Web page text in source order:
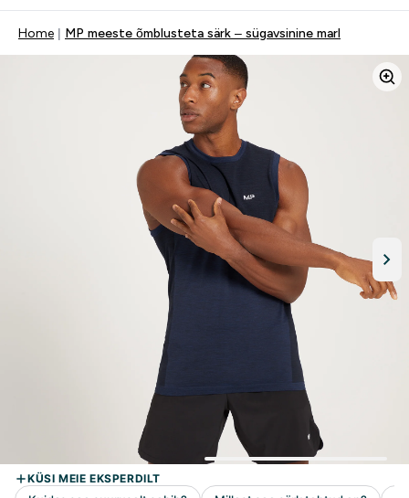
Home MP meeste õmblusteta särk – sügavsinine marl